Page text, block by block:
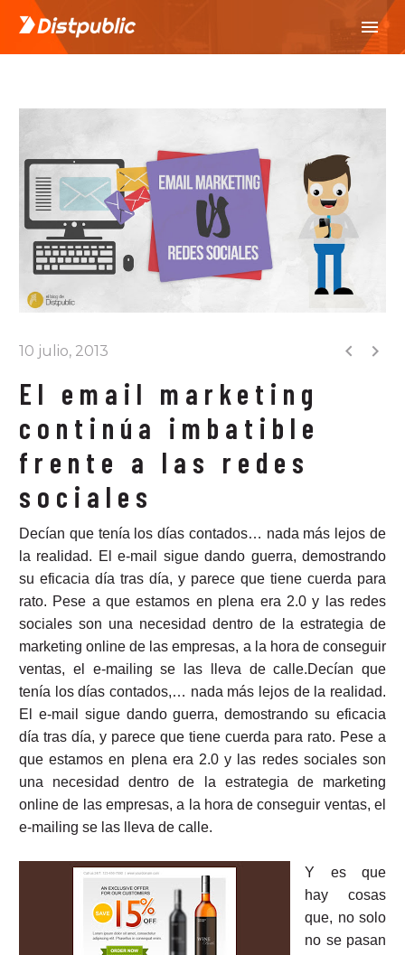
 
10 julio, 2013
El email marketing
continúa imbatible
frente a las redes
sociales
Decían que tenía los días contados… nada más lejos de
la realidad. El e-mail sigue dando guerra, demostrando
su eficacia día tras día, y parece que tiene cuerda para
rato. Pese a que estamos en plena era 2.0 y las redes
sociales son una necesidad dentro de la estrategia de
marketing online de las empresas, a la hora de conseguir
ventas, el e-mailing se las lleva de calle.Decían que
tenía los días contados,… nada más lejos de la realidad.
El e-mail sigue dando guerra, demostrando su eficacia
día tras día, y parece que tiene cuerda para rato. Pese a
que estamos en plena era 2.0 y las redes sociales son
una necesidad dentro de la estrategia de marketing
online de las empresas, a la hora de conseguir ventas, el
e-mailing se las lleva de calle.
Y es que
hay cosas
que, no solo
no se pasan